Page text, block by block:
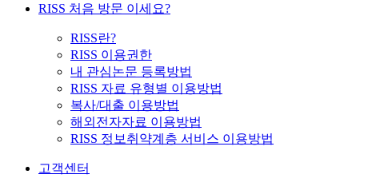
RISS 처음 방문 이세요?
RISS란?
RISS 이용권한
내 관심논문 등록방법
RISS 자료 유형별 이용방법
복사/대출 이용방법
해외전자자료 이용방법
RISS 정보취약계층 서비스 이용방법
고객센터